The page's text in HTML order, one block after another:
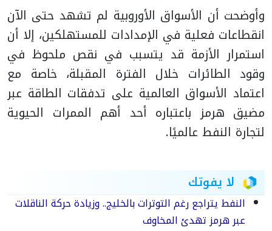
وأوضحت أن الأسواق الأوروبية لم تشهد حتى الآن
انقطاعات فعلية في الإمدادات للمستهلكين، إلا أن
استمرار الأزمة قد يتسبب في نقص ملحوظ في
وقود الطائرات خلال الفترة المقبلة، خاصة مع
اعتماد الأسواق العالمية على تدفقات الطاقة عبر
مضيق هرمز باعتباره أحد أهم الممرات الحيوية
لتجارة النفط عالميًا.
لا يفوتك
النفط يتراجع رغم التوترات بالخليج.. وزيادة حركة الناقلات
عبر هرمز تهدئ المخاوف